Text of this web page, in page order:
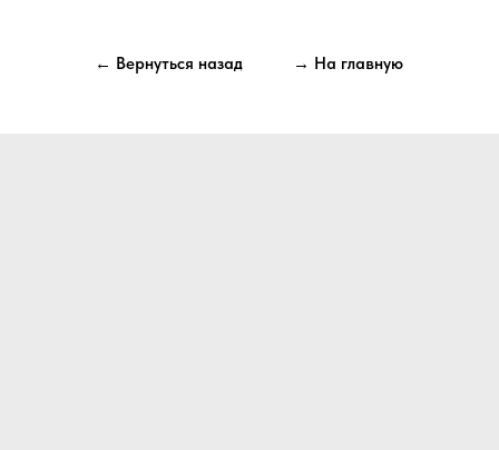
← Вернуться назад → На главную